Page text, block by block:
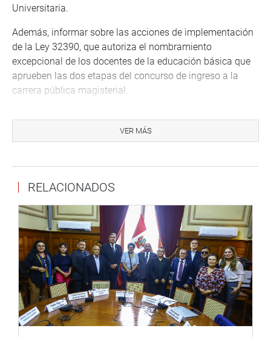
Universitaria.
Además, informar sobre las acciones de implementación
de la Ley 32390, que autoriza el nombramiento
excepcional de los docentes de la educación básica que
aprueben las dos etapas del concurso de ingreso a la
carrera pública magisterial.
último martes, se ofreció la palabra a un conjunto de
docentes de diversas regiones que exigen la inmediata
Ejecutivo ha presentado una demanda de
OFICINA DE COMUNICACIONES E IMAGEN
INSTITUCIONAL
VER MÁS
RELACIONADOS